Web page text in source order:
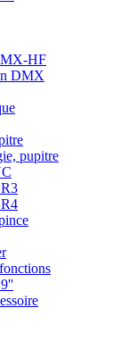
HF
DMX
pupitre